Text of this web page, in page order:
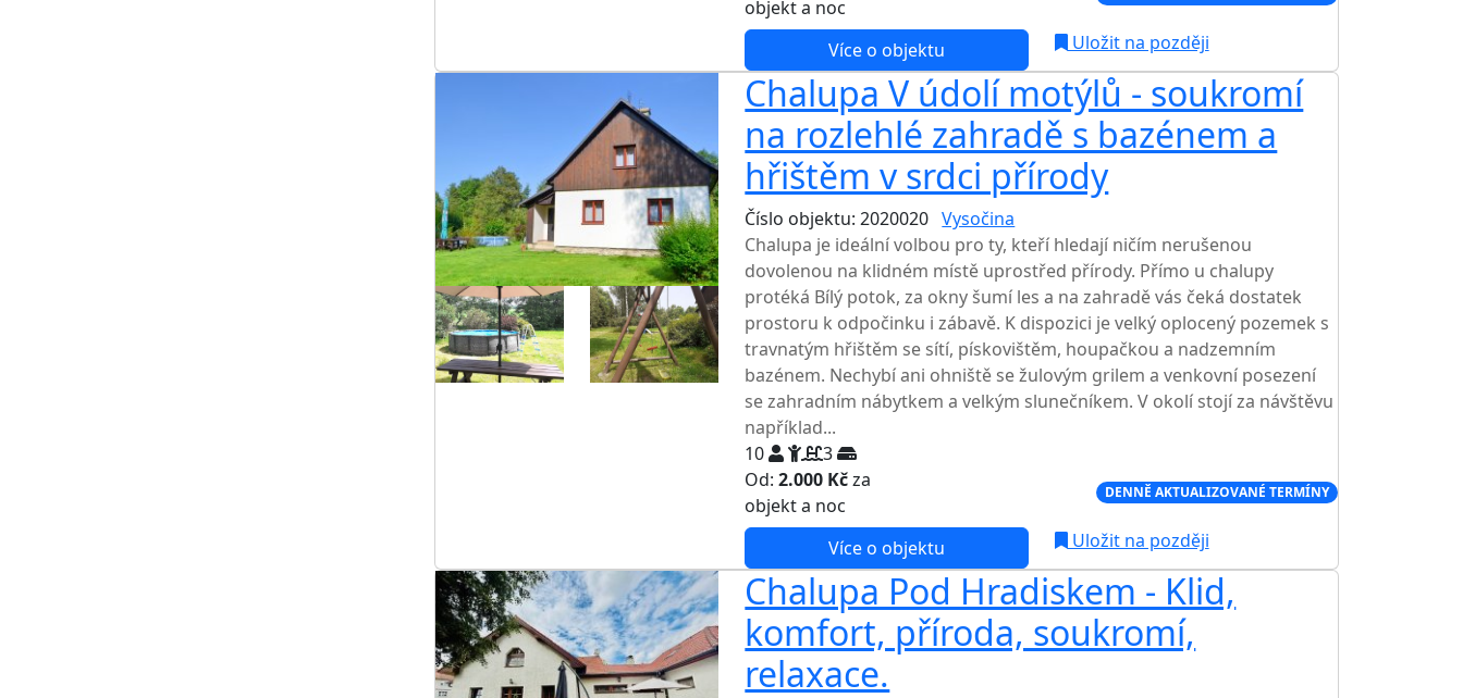
objekt a noc
Více o objektu Uložit na později
Chalupa V údolí motýlů - soukromí
na rozlehlé zahradě s bazénem a
hřištěm v srdci přírody
Číslo objektu: 2020020 Vysočina
Chalupa je ideální volbou pro ty, kteří hledají ničím nerušenou
dovolenou na klidném místě uprostřed přírody. Přímo u chalupy
protéká Bílý potok, za okny šumí les a na zahradě vás čeká dostatek
prostoru k odpočinku i zábavě. K dispozici je velký oplocený pozemek s
travnatým hřištěm se sítí, pískovištěm, houpačkou a nadzemním
bazénem. Nechybí ani ohniště se žulovým grilem a venkovní posezení
se zahradním nábytkem a velkým slunečníkem. V okolí stojí za návštěvu
například...
10
3
Od:2.000 Kčza
objekt a noc
DENNĚ AKTUALIZOVANÉ TERMÍNY
Více o objektu Uložit na později
Chalupa Pod Hradiskem - Klid,
komfort, příroda, soukromí,
relaxace.